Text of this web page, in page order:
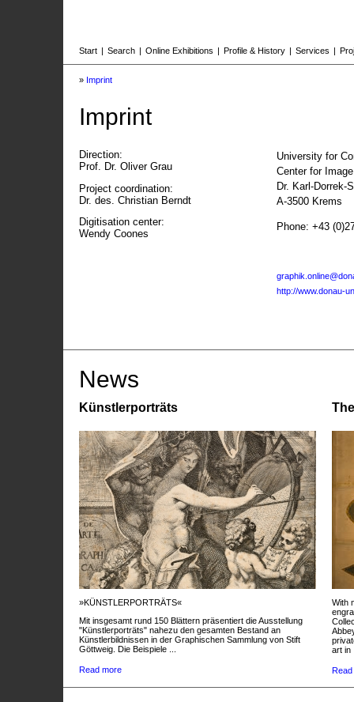
Start | Search | Online Exhibitions | Profile & History | Services |
» Imprint
Imprint
Direction:
Prof. Dr. Oliver Grau
Project coordination:
Dr. des. Christian Berndt
Digitisation center:
Wendy Coones
University for
Center for
Dr. Karl-Dorrek-
A-3500 Krems
Phone: +43
http://www.donau-
News
Künstlerporträts
»KÜNSTLERPORTRÄTS«
Mit insgesamt rund 150 Blättern präsentiert die Ausstellung
"Künstlerporträts" nahezu den gesamten Bestand an
Künstlerbildnissen in der Graphischen Sammlung von Stift
Göttweig. Die Beispiele ...
Read more
With
art in